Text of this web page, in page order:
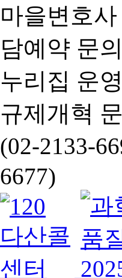
마을변호
담예약 문
누리집 운
규제개혁
(02-2133-
6677)